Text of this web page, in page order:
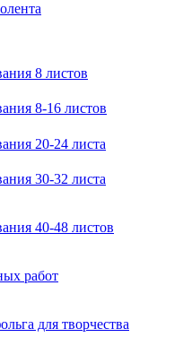
8 листов
8-16 листов
20-24 листа
30-32 листа
40-48 листов
работ
для творчества